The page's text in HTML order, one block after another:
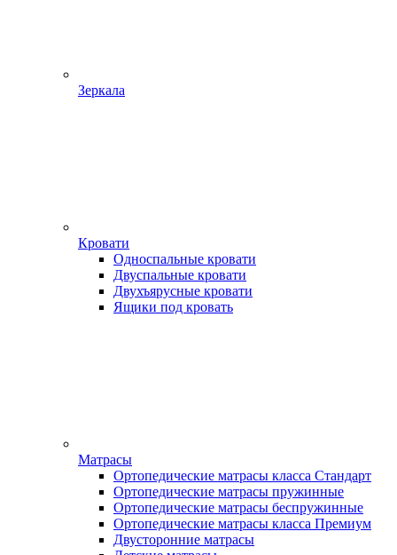
Зеркала
Кровати
Односпальные кровати
Двуспальные кровати
Двухъярусные кровати
Ящики под кровать
Матрасы
Ортопедические матрасы класса Стандарт
Ортопедические матрасы пружинные
Ортопедические матрасы беспружинные
Ортопедические матрасы класса Премиум
Двусторонние матрасы